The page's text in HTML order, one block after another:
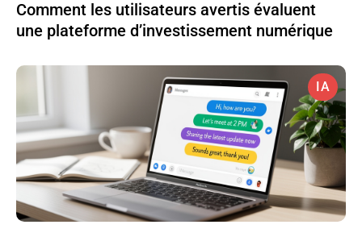
Comment les utilisateurs avertis évaluent
une plateforme d’investissement numérique
IA